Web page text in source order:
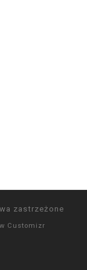
zastrzeżone
Customizr